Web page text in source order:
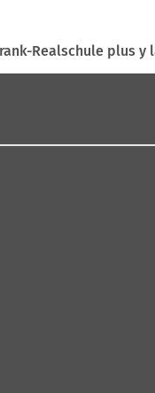
Realschule plus